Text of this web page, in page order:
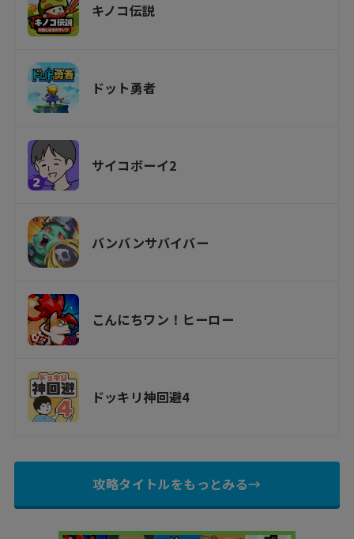
キノコ伝説
ドット勇者
サイコボーイ2
バンバンサバイバー
こんにちワン！ヒーロー
ドッキリ神回避4
攻略タイトルをもっとみる→